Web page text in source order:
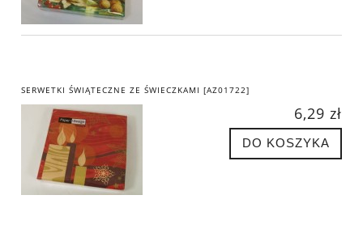
SERWETKI ŚWIĄTECZNE ZE ŚWIECZKAMI [AZ01722]
6,29 zł
DO KOSZYKA